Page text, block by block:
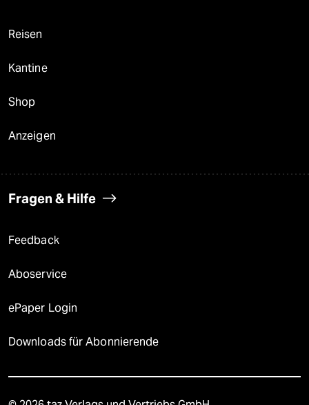
Reisen
Kantine
Shop
Anzeigen
Fragen & Hilfe
Feedback
Aboservice
ePaper Login
Downloads für Abonnierende